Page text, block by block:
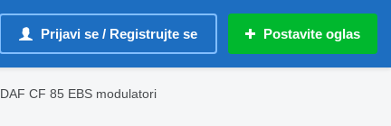
Prijavi se / Registrujte se Postavite oglas
DAF CF 85 EBS modulatori